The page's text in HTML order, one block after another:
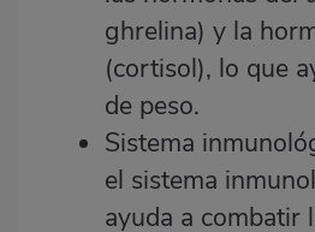
ghrelina) y la
(cortisol), lo que
de peso.
Sistema
el sistema
ayuda a combatir